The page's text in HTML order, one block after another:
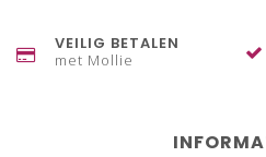
VEILIG BETALEN
met Mollie